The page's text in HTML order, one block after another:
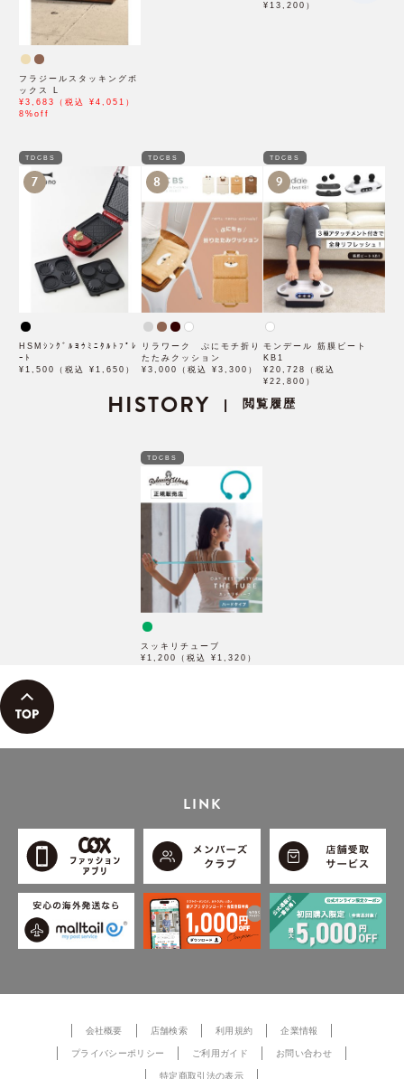
フラジールスタッキングボ
ックス L
¥3,683（税込 ¥4,051）
8%off
¥13,200）
TDCBS
7
HSMｼﾝｸﾞﾙﾖｳﾐﾆﾀﾙﾄﾌﾟﾚ
ｰﾄ
¥1,500（税込 ¥1,650）
TDCBS
8
リラワーク ぷにモチ折り
たたみクッション
¥3,000（税込 ¥3,300）
TDCBS
9
モンデール 筋膜ビート
KB1
¥20,728（税込
¥22,800）
HISTORY | 閲覧履歴
TDCBS
スッキリチューブ
¥1,200（税込 ¥1,320）
LINK
会社概要 店舗検索 利用規約 企業情報
プライバシーポリシー ご利用ガイド お問い合わせ
特定商取引法の表示